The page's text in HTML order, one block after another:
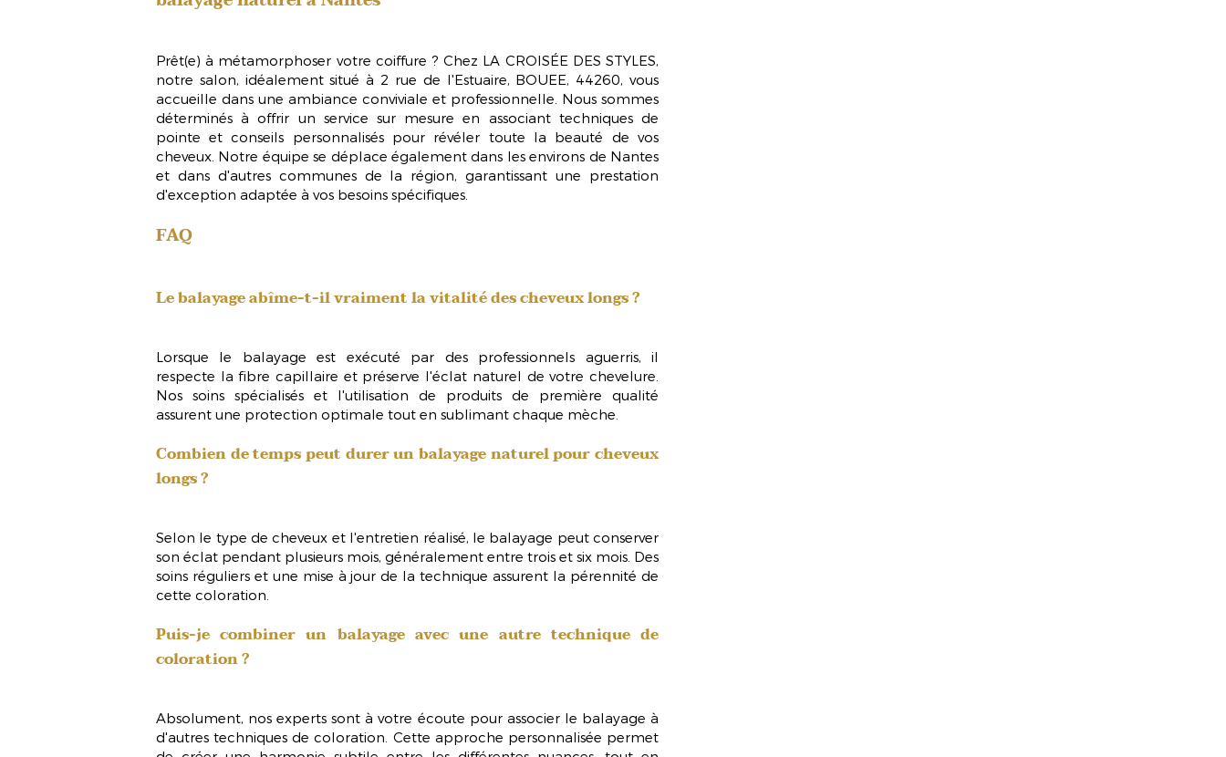
Prêt(e) à métamorphoser votre coiffure ? Chez LA CROISÉE DES STYLES,
notre salon, idéalement situé à 2 rue de l'Estuaire, BOUEE, 44260, vous
accueille dans une ambiance conviviale et professionnelle. Nous sommes
déterminés à offrir un service sur mesure en associant techniques de
pointe et conseils personnalisés pour révéler toute la beauté de vos
cheveux. Notre équipe se déplace également dans les environs de Nantes
et dans d'autres communes de la région, garantissant une prestation
d'exception adaptée à vos besoins spécifiques.
FAQ
Le balayage abîme-t-il vraiment la vitalité des cheveux longs ?
Lorsque le balayage est exécuté par des professionnels aguerris, il
respecte la fibre capillaire et préserve l'éclat naturel de votre chevelure.
Nos soins spécialisés et l'utilisation de produits de première qualité
assurent une protection optimale tout en sublimant chaque mèche.
Combien de temps peut durer un balayage naturel pour cheveux
longs ?
Selon le type de cheveux et l'entretien réalisé, le balayage peut conserver
son éclat pendant plusieurs mois, généralement entretrois et six mois . Des
soins réguliers et une mise à jour de la technique assurent la pérennité de
cette coloration.
Puis-je combiner un balayage avec une autre technique de
coloration ?
Absolument, nos experts sont à votre écoute pour associer le balayage à
d'autres techniques de coloration. Cette approche personnalisée permet